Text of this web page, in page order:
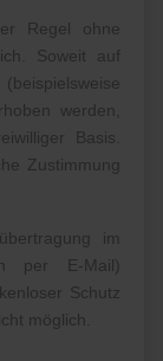
Regel ohne
Soweit auf
werden,
Basis.
Zustimmung
im
per E-Mail)
Schutz
möglich.